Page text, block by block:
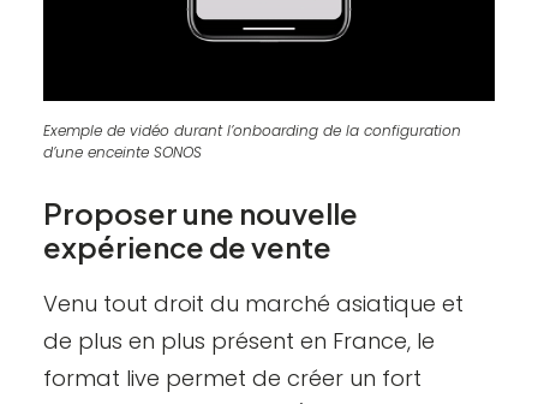
Exemple de vidéo durant l’onboarding de la configuration
d’une enceinte SONOS
Proposer une nouvelle
expérience de vente
Venu tout droit du marché asiatique et
de plus en plus présent en France, le
format live permet de créer un fort